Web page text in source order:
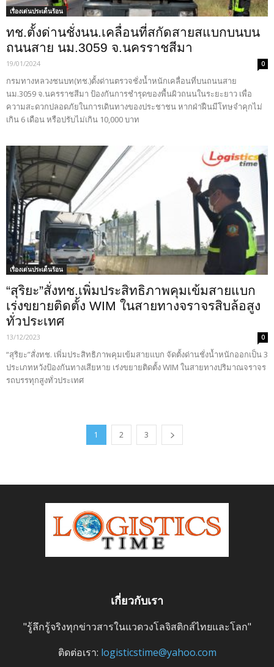
เรื่องเด่นประเด็นร้อน
ทช.ตั้งด่านชั่งนน.เคลื่อนที่สกัดสายสแบกบนบน
ถนนสาย นม.3059 จ.นครราชสีมา
19/01/2024 0
กรมทางหลวงชนบท(ทช.)ตั้งด่านตรวจชั่งน้ำหนักเคลื่อนที่บนถนนสาย
นม.3059 จ.นครราชสีมา ป้องกันการชำรุดของพื้นผิวถนนในระยะยาว เพื่อ
ความสะดวกปลอดภัยในการเดินทางของประชาชน หากฝ่าฝืนมีโทษจำคุกไม่
เกิน 6 เดือน หรือปรับไม่เกิน 10,000 บาท
เรื่องเด่นประเด็นร้อน
“สุริยะ”สั่งทช.เพิ่มประสิทธิภาพคุมเข้มสายแบก
เร่งขยายติดตั้ง WIM ในสายทางจราจรสิบล้อสูง
ทั่วประเทศ
13/12/2023 0
“สุริยะ”สั่งทช. เพิ่มประสิทธิภาพคุมเข้มสายแบก จัดตั้งด่านชั่งน้ำหนักออกเป็น 3
ประเภทหวังป้องกันทางเสียหาย เร่งขยายติดตั้ง WIM ในสายทางปริมาณจราจร
รถบรรทุกสูงทั่วประเทศ
1 2 3
เกี่ยวกับเรา
"รู้ลึกรู้จริงทุกข่าวสารในแวดวงโลจิสติกส์ไทยและโลก"
ติดต่อเรา: logisticstime@yahoo.com